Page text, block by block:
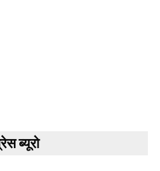
ब्यूरो